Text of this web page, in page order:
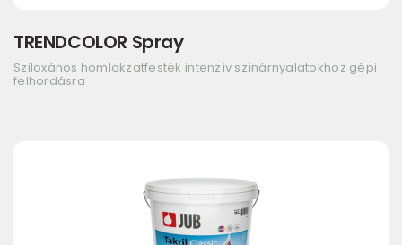
TRENDCOLOR Spray
Sziloxános homlokzatfesték intenzív színárnyalatokhoz gépi
felhordásra